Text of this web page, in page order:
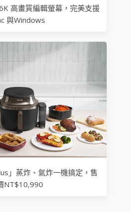
高畫質編輯螢幕，完美支援
與Windows
」蒸炸、氣炸一機搞定，售
NT$10,990